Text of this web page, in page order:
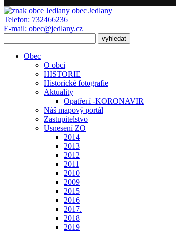
obec Jedlany
Telefon: 732466236
E-mail: obec@jedlany.cz
Obec
O obci
HISTORIE
Historické fotografie
Aktuality
Opatření -KORONAVIR
Náš mapový portál
Zastupitelstvo
Usnesení ZO
2014
2013
2012
2011
2010
2009
2015
2016
2017.
2018
2019